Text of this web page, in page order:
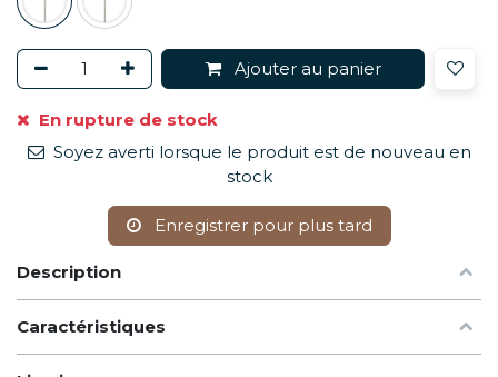
Ajouter au panier
En rupture de stock
Soyez averti lorsque le produit est de nouveau en
stock
Enregistrer pour plus tard
Description
Caractéristiques